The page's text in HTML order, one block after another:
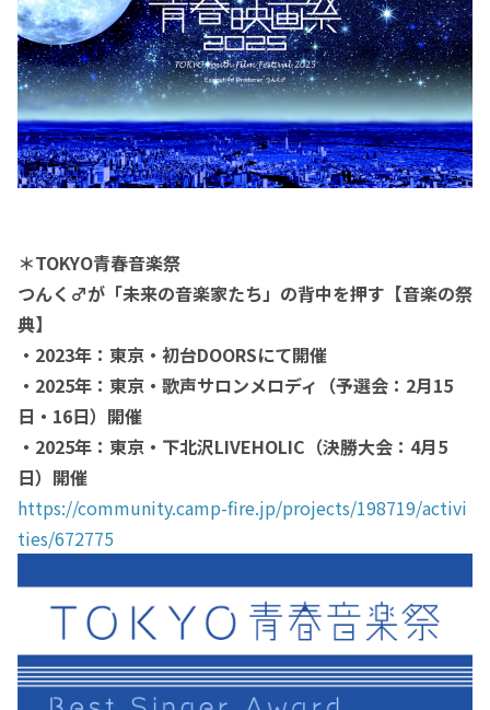
＊TOKYO青春音楽祭
つんく♂が「未来の音楽家たち」の背中を押す【音楽の祭
典】
・2023年：東京・初台DOORSにて開催
・2025年：東京・歌声サロンメロディ（予選会：2月15
日・16日）開催
・2025年：東京・下北沢LIVEHOLIC（決勝大会：4月5
日）開催
https://community.camp-fire.jp/projects/198719/activi
ties/672775